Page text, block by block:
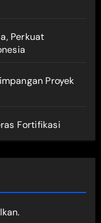
Perkuat
Proyek
Fortifikasi